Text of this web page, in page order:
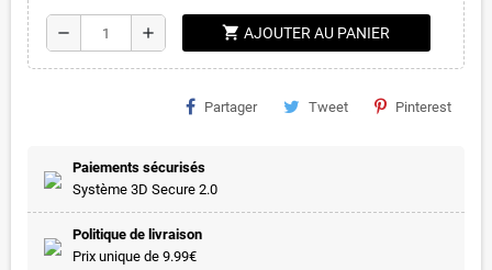
remove add shopping_cart AJOUTER AU PANIER
Partager Tweet Pinterest
Paiements sécurisés
Système 3D Secure 2.0
Politique de livraison
Prix unique de 9.99€